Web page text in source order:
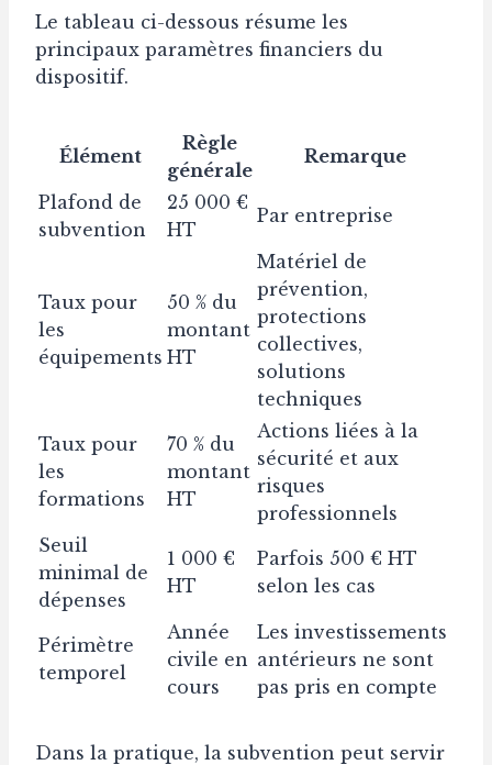
Le tableau ci-dessous résume les
principaux paramètres financiers du
dispositif.
Élément
Règle
générale
Remarque
Plafond de
subvention
25 000 €
HT
Par entreprise
Taux pour
les
équipements
50 % du
montant
HT
Matériel de
prévention,
protections
collectives,
solutions
techniques
Taux pour
les
formations
70 % du
montant
HT
Actions liées à la
sécurité et aux
risques
professionnels
Seuil
minimal de
dépenses
1 000 €
HT
Parfois 500 € HT
selon les cas
Périmètre
temporel
Année
civile en
cours
Les investissements
antérieurs ne sont
pas pris en compte
Dans la pratique, la subvention peut servir